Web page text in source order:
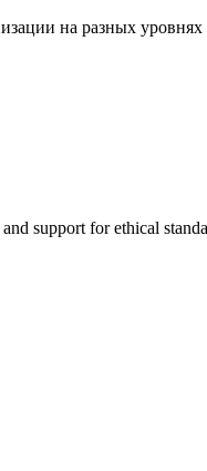
на разных
support for ethical